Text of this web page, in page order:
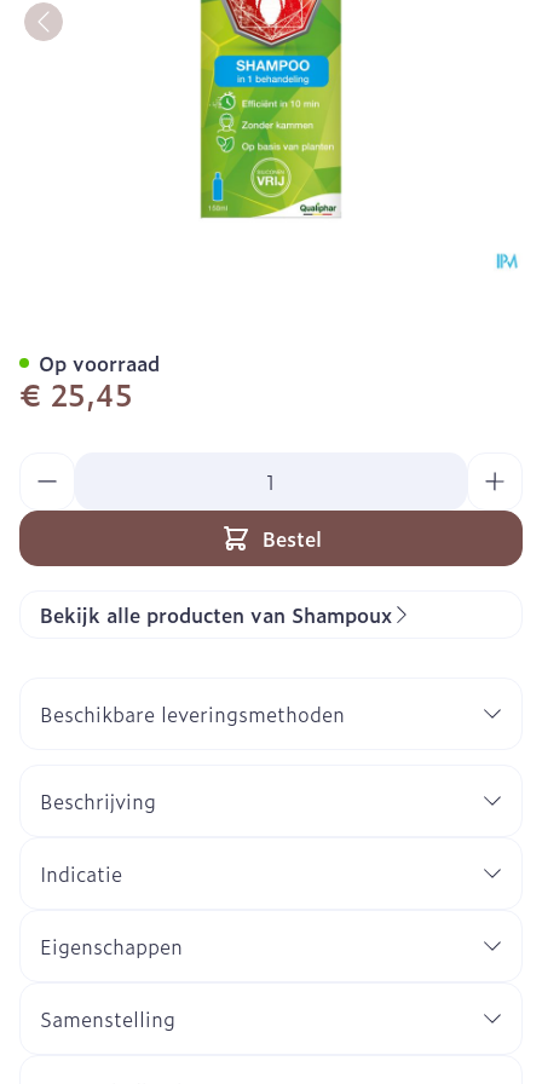
€ 25,45
Bestel
Op voorraad
Bekijk alle producten van Shampoux
Beschikbare leveringsmethoden
Beschrijving
Indicatie
Eigenschappen
Samenstelling